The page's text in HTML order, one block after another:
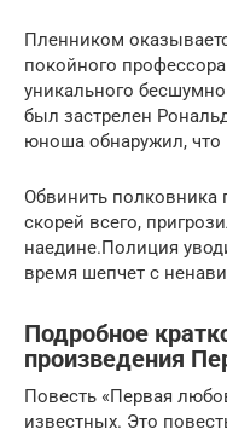
Пленником
покойного
уникального
был застрелен
юноша обнаружил,
Обвинить полковника
скорей всего,
наедине.Полиция
время шепчет с
Подробное
произведения
Повесть «Первая
известных. Это